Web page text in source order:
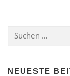
a
nach:
NEUESTE